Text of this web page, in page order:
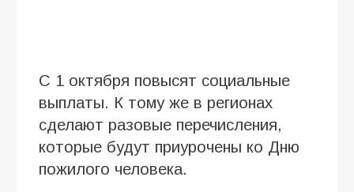
С 1 октября повысят социальные
выплаты. К тому же в регионах
сделают разовые перечисления,
которые будут приурочены ко Дню
пожилого человека.